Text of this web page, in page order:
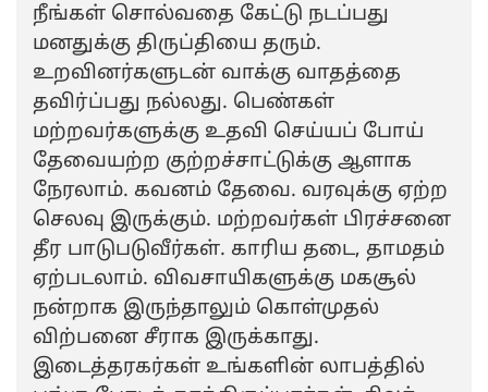
நீங்கள் சொல்வதை கேட்டு நடப்பது
மனதுக்கு திருப்தியை தரும்.
உறவினர்களுடன் வாக்கு வாதத்தை
தவிர்ப்பது நல்லது. பெண்கள்
மற்றவர்களுக்கு உதவி செய்யப் போய்
தேவையற்ற குற்றச்சாட்டுக்கு ஆளாக
நேரலாம். கவனம் தேவை. வரவுக்கு ஏற்ற
செலவு இருக்கும். மற்றவர்கள் பிரச்சனை
தீர பாடுபடுவீர்கள். காரிய தடை, தாமதம்
ஏற்படலாம். விவசாயிகளுக்கு மகசூல்
நன்றாக இருந்தாலும் கொள்முதல்
விற்பனை சீராக இருக்காது.
இடைத்தரகர்கள் உங்களின் லாபத்தில்